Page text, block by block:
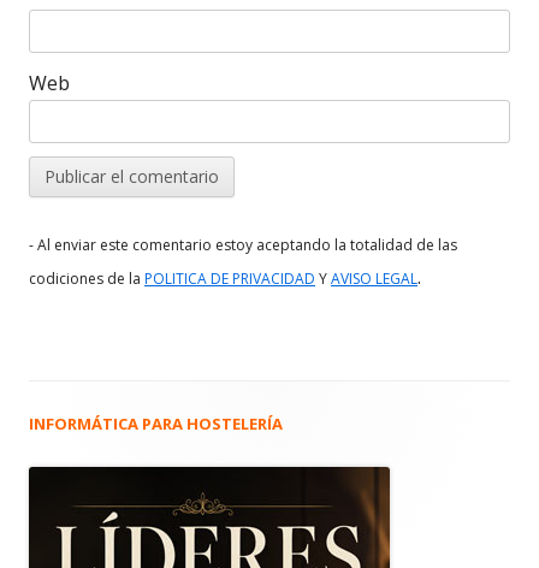
Web
- Al enviar este comentario estoy aceptando la totalidad de las
codiciones de la POLITICA DE PRIVACIDAD YAVISO LEGAL.
Barra
principal
INFORMÁTICA PARA HOSTELERÍA